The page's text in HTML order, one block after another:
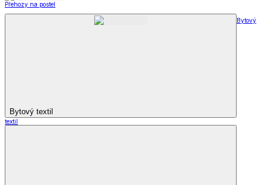
Přehozy na postel
Bytový textil
Bytový
textil